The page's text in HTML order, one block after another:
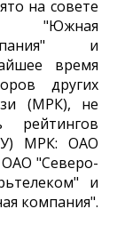
на совете
и
время
других
(МРК), не
МРК: ОАО
"Северо-
и
компания".